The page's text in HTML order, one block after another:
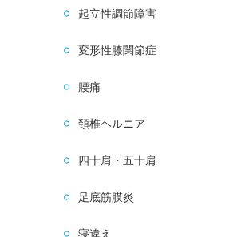
起立性調節障害
変形性膝関節症
腰痛
頚椎ヘルニア
四十肩・五十肩
足底筋膜炎
寝違え